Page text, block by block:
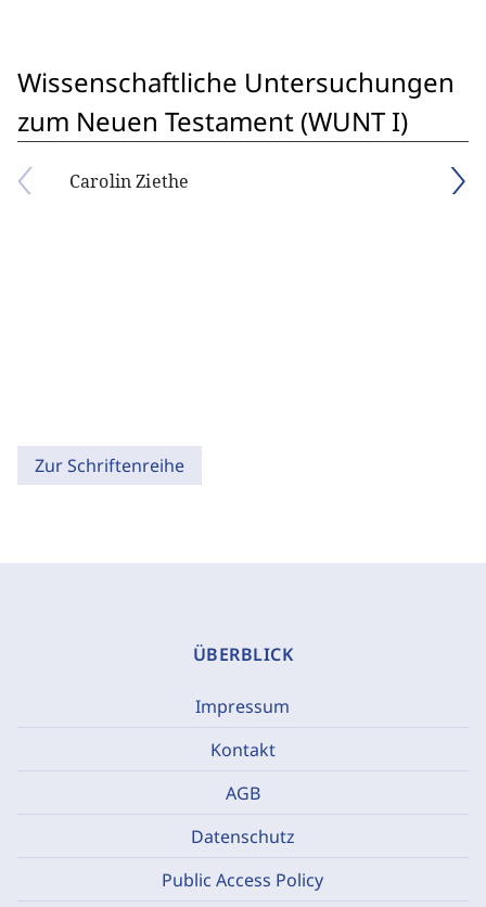
Wissenschaftliche Untersuchungen
zum Neuen Testament (WUNT I)
Carolin Ziethe
Zur Schriftenreihe
ÜBERBLICK
Impressum
Kontakt
AGB
Datenschutz
Public Access Policy